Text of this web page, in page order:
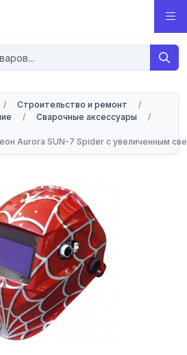
/ Строительство и ремонт
/
/ Сварочные аксессуары
/
Aurora SUN-7 Spider с увеличенным